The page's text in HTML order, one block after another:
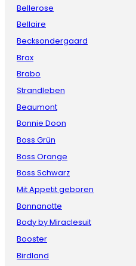
Bellerose
Bellaire
Becksondergaard
Brax
Brabo
Strandleben
Beaumont
Bonnie Doon
Boss Grün
Boss Orange
Boss Schwarz
Mit Appetit geboren
Bonnanotte
Body by Miraclesuit
Booster
Birdland